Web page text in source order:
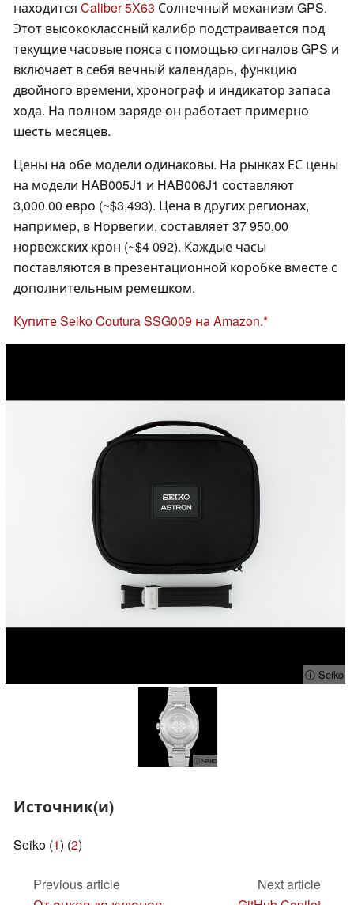
находится Caliber 5X63 Солнечный механизм GPS.
Этот высококлассный калибр подстраивается под
текущие часовые пояса с помощью сигналов GPS и
включает в себя вечный календарь, функцию
двойного времени, хронограф и индикатор запаса
хода. На полном заряде он работает примерно
шесть месяцев.
Цены на обе модели одинаковы. На рынках ЕС цены
на модели HAB005J1 и HAB006J1 составляют
3,000.00 евро (~$3,493). Цена в других регионах,
например, в Норвегии, составляет 37 950,00
норвежских крон (~$4 092). Каждые часы
поставляются в презентационной коробке вместе с
дополнительным ремешком.
Купите Seiko Coutura SSG009 на Amazon.
ⓘ Seiko
ⓘ Seiko
Источник(и)
Seiko (1) (2)
Previous article
Next article